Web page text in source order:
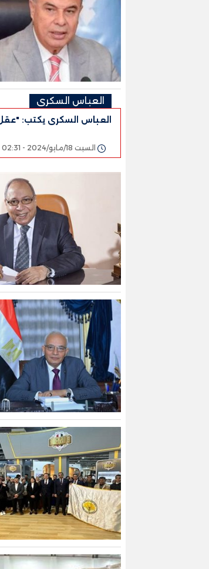
العباس السكرى
العباس السكرى يكتب:
السبت 18/مايو/2024 - 02:31 م